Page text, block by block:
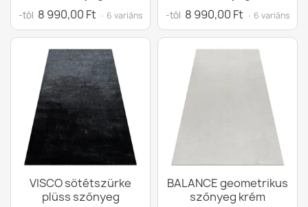
-tól 8 990,00 Ft · 6 variáns -tól 8 990,00 Ft · 6 variáns
VISCO sötétszürke
plüss szőnyeg
BALANCE geometrikus
szőnyeg krém